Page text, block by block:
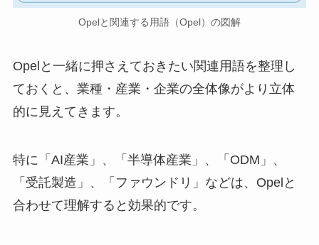
Opelと関連する用語（Opel）の図解
Opelと一緒に押さえておきたい関連用語を整理し
ておくと、業種・産業・企業の全体像がより立体
的に見えてきます。
特に「AI産業」、「半導体産業」、「ODM」、
「受託製造」、「ファウンドリ」などは、Opelと
合わせて理解すると効果的です。